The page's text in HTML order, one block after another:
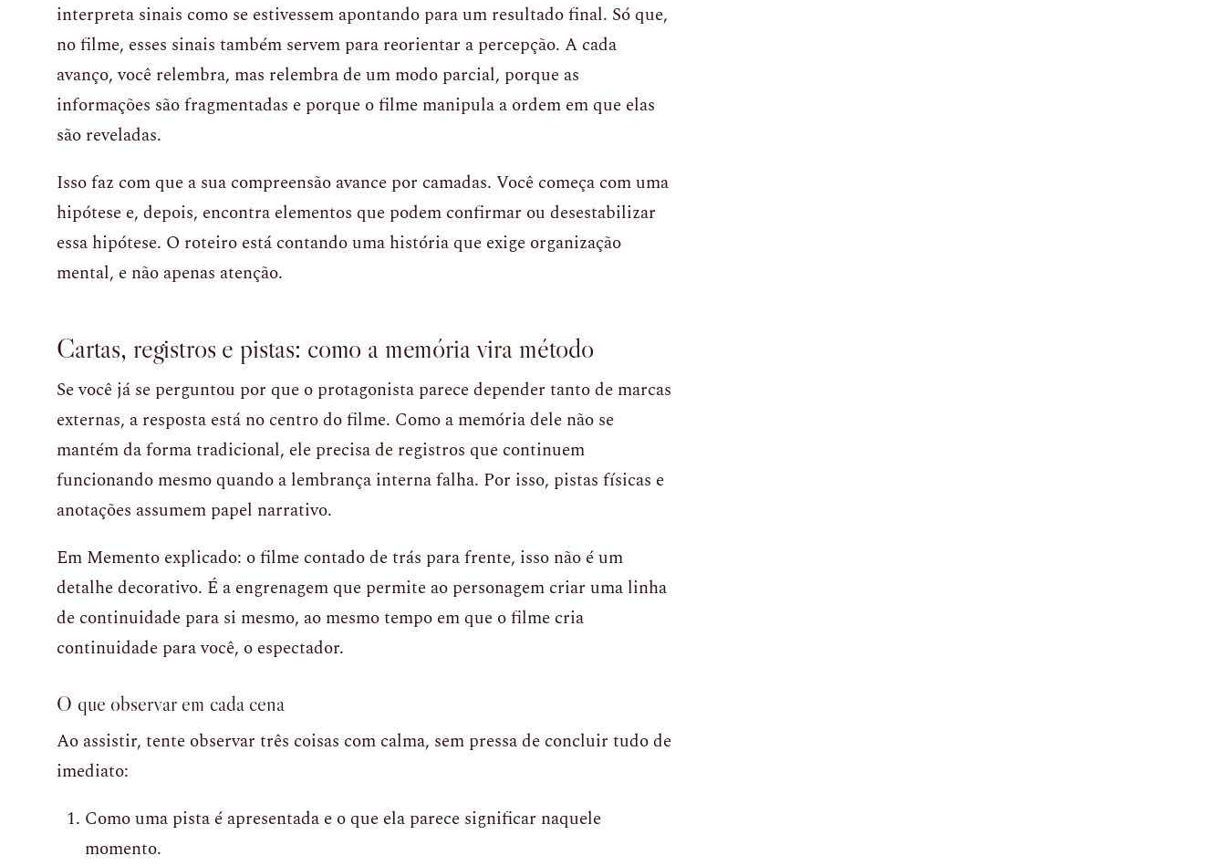
interpreta sinais como se estivessem apontando para um resultado final. Só que,
no filme, esses sinais também servem para reorientar a percepção. A cada
avanço, você relembra, mas relembra de um modo parcial, porque as
informações são fragmentadas e porque o filme manipula a ordem em que elas
são reveladas.
Isso faz com que a sua compreensão avance por camadas. Você começa com uma
hipótese e, depois, encontra elementos que podem confirmar ou desestabilizar
essa hipótese. O roteiro está contando uma história que exige organização
mental, e não apenas atenção.
Cartas, registros e pistas: como a memória vira método
Se você já se perguntou por que o protagonista parece depender tanto de marcas
externas, a resposta está no centro do filme. Como a memória dele não se
mantém da forma tradicional, ele precisa de registros que continuem
funcionando mesmo quando a lembrança interna falha. Por isso, pistas físicas e
anotações assumem papel narrativo.
Em Memento explicado: o filme contado de trás para frente, isso não é um
detalhe decorativo. É a engrenagem que permite ao personagem criar uma linha
de continuidade para si mesmo, ao mesmo tempo em que o filme cria
continuidade para você, o espectador.
O que observar em cada cena
Ao assistir, tente observar três coisas com calma, sem pressa de concluir tudo de
imediato:
Como uma pista é apresentada e o que ela parece significar naquele
momento.